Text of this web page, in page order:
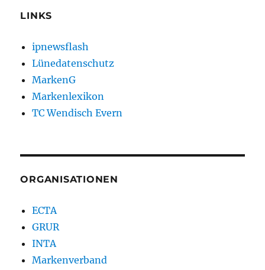
LINKS
ipnewsflash
Lünedatenschutz
MarkenG
Markenlexikon
TC Wendisch Evern
ORGANISATIONEN
ECTA
GRUR
INTA
Markenverband